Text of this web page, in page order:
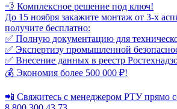
💨 Комплексное решение под ключ!
До 15 ноября закажите монтаж от 3-х
получите бесплатно:
✅ Полную документацию для
✅ Экспертизу промышленной
✅ Внесение данных в реестр
💰 Экономия более 500 000 ₽!
📲 Свяжитесь с менеджером РТУ прямо